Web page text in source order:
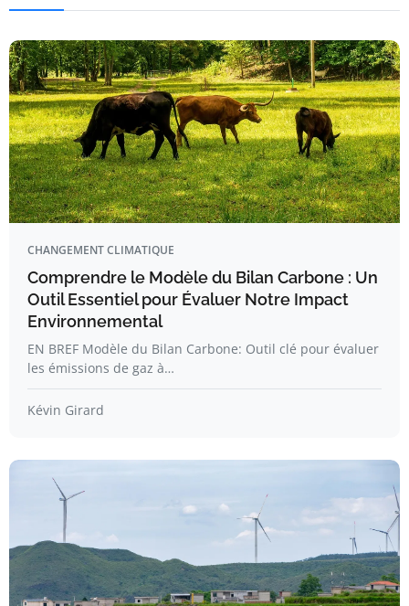
CHANGEMENT CLIMATIQUE
Comprendre le Modèle du Bilan Carbone : Un
Outil Essentiel pour Évaluer Notre Impact
Environnemental
EN BREF Modèle du Bilan Carbone: Outil clé pour évaluer
les émissions de gaz à…
Kévin Girard